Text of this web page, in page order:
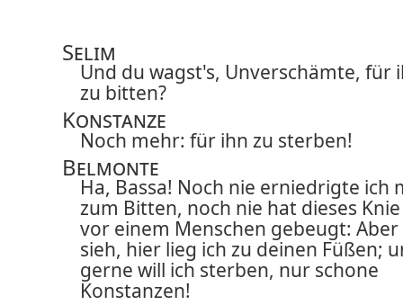
Selim
Und du wagst's, Unverschämte, für
zu bitten?
Konstanze
Noch mehr: für ihn zu sterben!
Belmonte
Ha, Bassa! Noch nie erniedrigte ich
zum Bitten, noch nie hat dieses
vor einem Menschen gebeugt: Aber
sieh, hier lieg ich zu deinen Füßen;
gerne will ich sterben, nur schone
Konstanzen!